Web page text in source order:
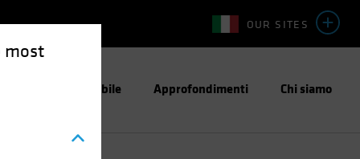
most
OUR SITES
Responsabile Approfondimenti Chi siamo